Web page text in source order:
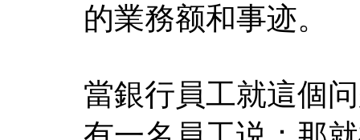
的業務额和事迹。
當銀行員工就這個